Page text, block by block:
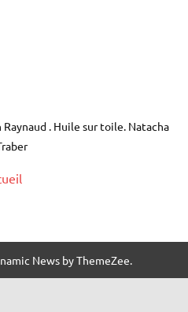
Raynaud . Huile sur toile. Natacha
News by ThemeZee.